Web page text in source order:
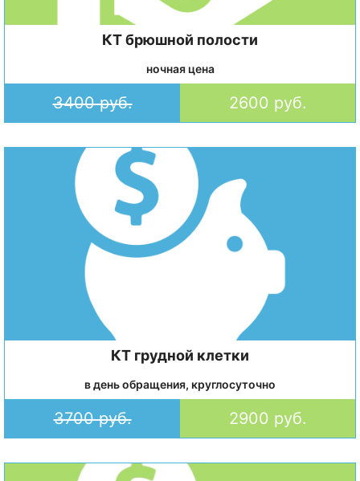
КТ брюшной полости
ночная цена
3400 руб. 2600 руб.
КТ грудной клетки
в день обращения, круглосуточно
3700 руб. 2900 руб.